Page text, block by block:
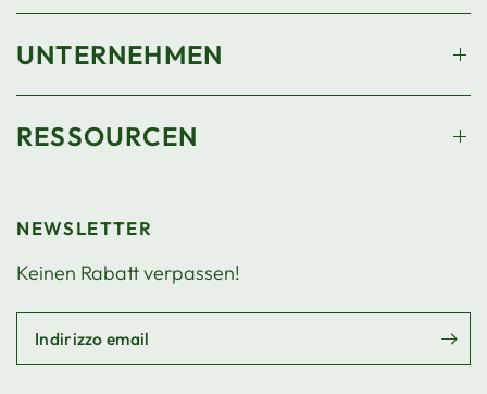
UNTERNEHMEN
RESSOURCEN
NEWSLETTER
Keinen Rabatt verpassen!
Indirizzo email